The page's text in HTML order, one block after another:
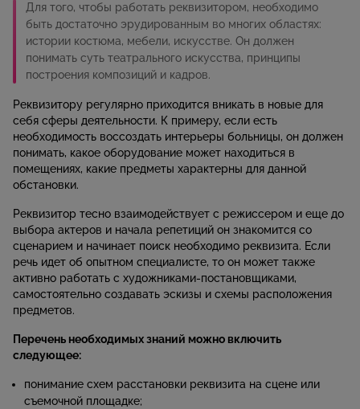
Для того, чтобы работать реквизитором, необходимо
быть достаточно эрудированным во многих областях:
истории костюма, мебели, искусстве. Он должен
понимать суть театрального искусства, принципы
построения композиций и кадров.
Реквизитору регулярно приходится вникать в новые для
себя сферы деятельности. К примеру, если есть
необходимость воссоздать интерьеры больницы, он должен
понимать, какое оборудование может находиться в
помещениях, какие предметы характерны для данной
обстановки.
Реквизитор тесно взаимодействует с режиссером и еще до
выбора актеров и начала репетиций он знакомится со
сценарием и начинает поиск необходимо реквизита. Если
речь идет об опытном специалисте, то он может также
активно работать с художниками-постановщиками,
самостоятельно создавать эскизы и схемы расположения
предметов.
Перечень необходимых знаний можно включить
следующее:
понимание схем расстановки реквизита на сцене или
съемочной площадке;